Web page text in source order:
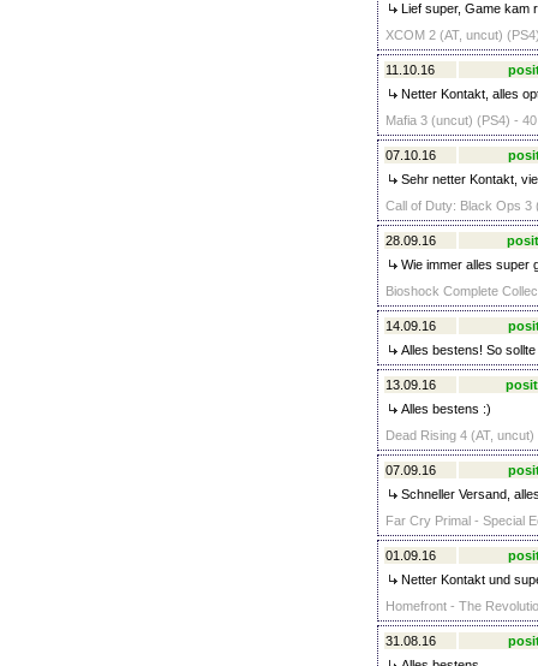
Lief super, Game kam
XCOM 2 (AT, uncut)
11.10.16
Netter Kontakt, alles
Mafia 3 (uncut) (PS4) -
07.10.16
Sehr netter Kontakt,
Call of Duty: Black Ops 3
28.09.16
Wie immer alles super
Bioshock Complete
14.09.16
Alles bestens! So
13.09.16
Alles bestens :)
Dead Rising 4 (AT,
07.09.16
Schneller Versand,
Far Cry Primal - Special
01.09.16
Netter Kontakt und
Homefront - The
31.08.16